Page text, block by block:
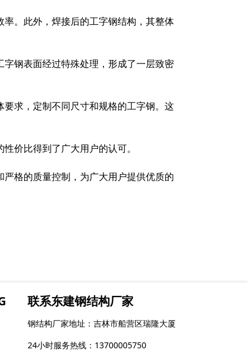
。此外，焊接后的工字钢结构，其整体
钢表面经过特殊处理，形成了一层致密
求，定制不同尺寸和规格的工字钢。这
价比得到了广大用户的认可。
格的质量控制，为广大用户提供优质的
联系东建钢结构厂家
钢结构厂家地址：吉林市船营区瑞隆大厦
24小时服务热线：13700005750